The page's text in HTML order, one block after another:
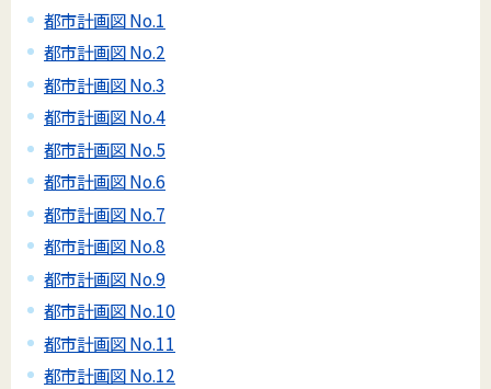
都市計画図 No.1
都市計画図 No.2
都市計画図 No.3
都市計画図 No.4
都市計画図 No.5
都市計画図 No.6
都市計画図 No.7
都市計画図 No.8
都市計画図 No.9
都市計画図 No.10
都市計画図 No.11
都市計画図 No.12